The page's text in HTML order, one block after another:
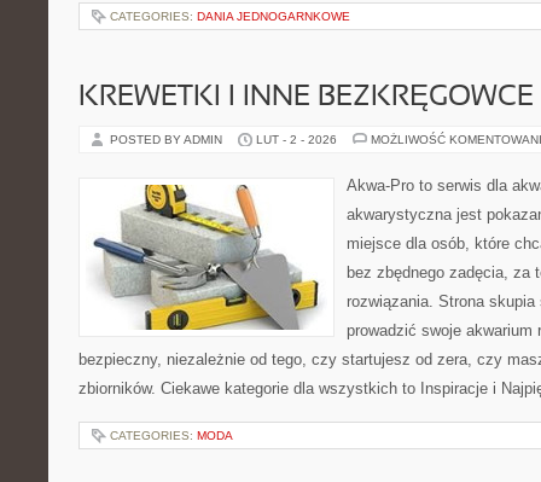
CATEGORIES: DANIA JEDNOGARNKOWE
KREWETKI I INNE BEZKRĘGOWCE
POSTED BY ADMIN LUT - 2 - 2026 MOŻLIWOŚĆ
Akwa-Pro to serwis dla
akwarystyczna jest
miejsce dla osób, które
bez zbędnego zadęcia, za
rozwiązania. Strona
prowadzić swoje akwarium
bezpieczny, niezależnie od tego, czy startujesz od zera, czy
zbiorników. Ciekawe kategorie dla wszystkich to Inspiracje i
CATEGORIES: MODA